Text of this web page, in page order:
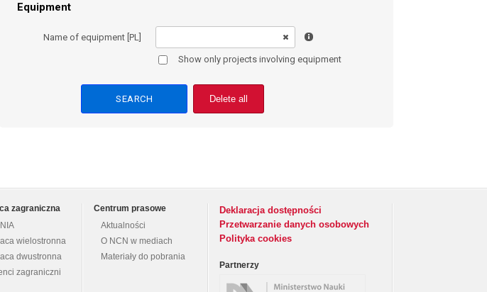
Equipment
Name of equipment [PL]
Show only projects involving equipment
Delete all
zagraniczna
wielostronna
dwustronna
zagraniczni
Centrum prasowe
Aktualności
O NCN w mediach
Materiały do pobrania
Deklaracja dostępności
Przetwarzanie danych osobowych
Polityka cookies
Partnerzy